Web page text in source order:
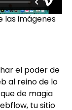
las imágenes
el poder de
al reino de lo
de magia
tu sitio